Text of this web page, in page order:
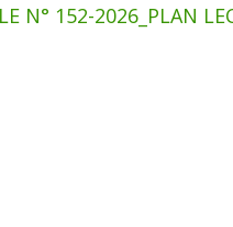
N° 152-2026_PLAN